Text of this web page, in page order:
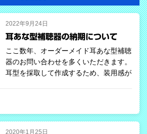
2022年9月24日
耳あな型補聴器の納期について
ここ数年、オーダーメイド耳あな型補聴
器のお問い合わせを多くいただきます。
耳型を採取して作成するため、装用感が
最…
2020年1月25日